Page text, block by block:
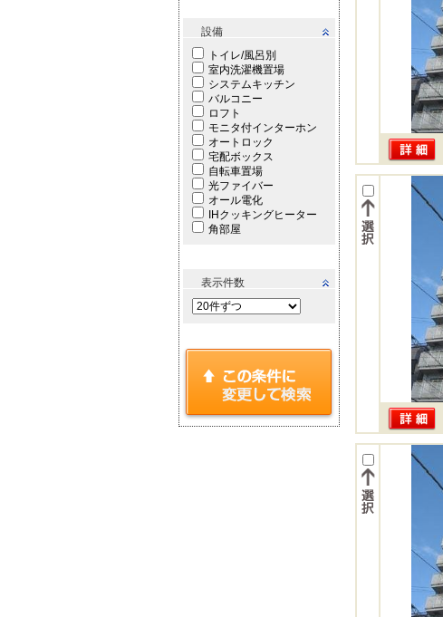
設備
トイレ/風呂別
室内洗濯機置場
システムキッチン
バルコニー
ロフト
モニタ付インターホン
オートロック
宅配ボックス
自転車置場
光ファイバー
オール電化
IHクッキングヒーター
角部屋
表示件数